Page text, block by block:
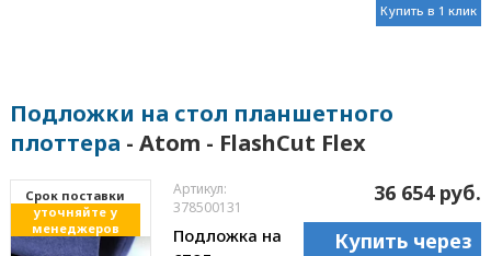
Купить в 1 клик
Подложки на стол планшетного
плоттера - Atom - FlashCut Flex
Cрок поставки
уточняйте у
менеджеров
Артикул:
378500131
Подложка на
36 654 руб.
Купить через